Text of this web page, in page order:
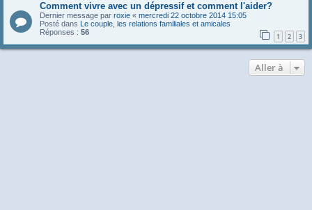
Comment vivre avec un dépressif et comment l'aider?
Dernier message par roxie « mercredi 22 octobre 2014 15:05
Posté dans
Le couple, les relations familiales et amicales
Réponses : 56 1 2 3
Aller à